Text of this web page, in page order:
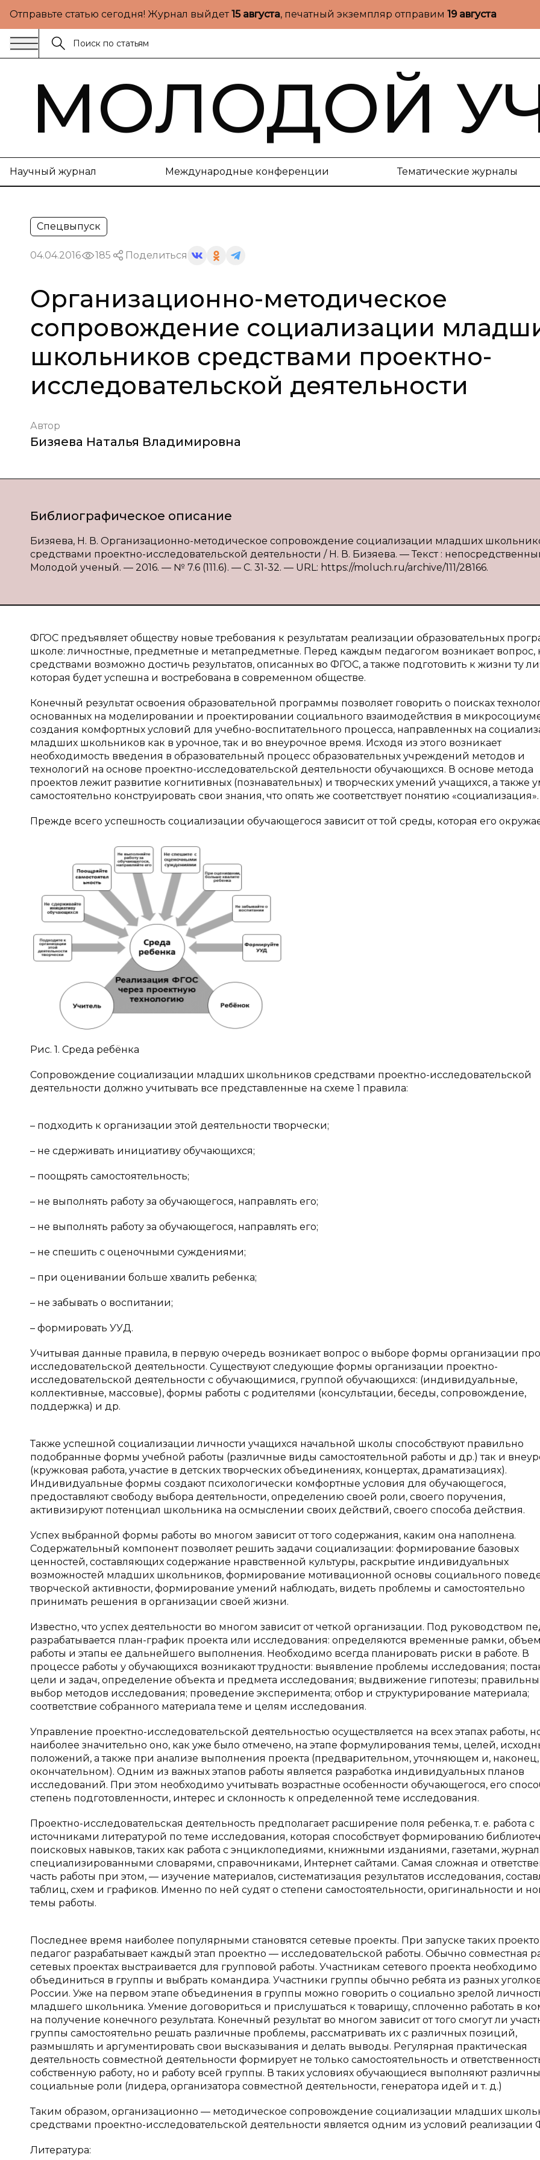
Отправьте статью сегодня! Журнал выйдет15 августа, печатный экземпляр отправим 19 августа
МОЛОДОЙ
Научный журнал Международные конференции Тематические журналы
Спецвыпуск
04.04.2016 185 Поделиться
Организационно-методическое
сопровождение социализации
школьников средствами проектно-
исследовательской деятельности
Автор
Бизяева Наталья Владимировна
Библиографическое описание
Бизяева, Н. В. Организационно-методическое сопровождение социализации младших
средствами проектно-исследовательской деятельности / Н. В. Бизяева. — Текст :
Молодой ученый. — 2016. — № 7.6 (111.6). — С. 31-32. — URL: https://moluch.ru/archive/111/28166.
ФГОС предъявляет обществу новые требования к результатам реализации образовательных
школе: личностные, предметные и метапредметные. Перед каждым педагогом возникает вопрос,
средствами возможно достичь результатов, описанных во ФГОС, а также подготовить к жизни ту
которая будет успешна и востребована в современном обществе.
Конечный результат освоения образовательной программы позволяет говорить о поисках
основанных на моделировании и проектировании социального взаимодействия в
создания комфортных условий для учебно-воспитательного процесса, направленных на
младших школьников как в урочное, так и во внеурочное время. Исходя из этого возникает
необходимость введения в образовательный процесс образовательных учреждений методов и
технологий на основе проектно-исследовательской деятельности обучающихся. В основе метода
проектов лежит развитие когнитивных (познавательных) и творческих умений учащихся, а также
самостоятельно конструировать свои знания, что опять же соответствует понятию «социализация».
Прежде всего успешность социализации обучающегося зависит от той среды, которая его
Рис. 1. Среда ребёнка
Сопровождение социализации младших школьников средствами проектно-исследовательской
деятельности должно учитывать все представленные на схеме 1 правила:
– подходить к организации этой деятельности творчески;
– не сдерживать инициативу обучающихся;
– поощрять самостоятельность;
– не выполнять работу за обучающегося, направлять его;
– не выполнять работу за обучающегося, направлять его;
– не спешить с оценочными суждениями;
– при оценивании больше хвалить ребенка;
– не забывать о воспитании;
– формировать УУД.
Учитывая данные правила, в первую очередь возникает вопрос о выборе формы организации
исследовательской деятельности. Существуют следующие формы организации проектно-
исследовательской деятельности с обучающимися, группой обучающихся: (индивидуальные,
коллективные, массовые), формы работы с родителями (консультации, беседы, сопровождение,
поддержка) и др.
Также успешной социализации личности учащихся начальной школы способствуют правильно
подобранные формы учебной работы (различные виды самостоятельной работы и др.) так и
(кружковая работа, участие в детских творческих объединениях, концертах, драматизациях).
Индивидуальные формы создают психологически комфортные условия для обучающегося,
предоставляют свободу выбора деятельности, определению своей роли, своего поручения,
активизируют потенциал школьника на осмыслении своих действий, своего способа действия.
Успех выбранной формы работы во многом зависит от того содержания, каким она наполнена.
Содержательный компонент позволяет решить задачи социализации: формирование базовых
ценностей, составляющих содержание нравственной культуры, раскрытие индивидуальных
возможностей младших школьников, формирование мотивационной основы социального
творческой активности, формирование умений наблюдать, видеть проблемы и самостоятельно
принимать решения в организации своей жизни.
Известно, что успех деятельности во многом зависит от четкой организации. Под руководством
разрабатывается план-график проекта или исследования: определяются временные рамки,
работы и этапы ее дальнейшего выполнения. Необходимо всегда планировать риски в работе. В
процессе работы у обучающихся возникают трудности: выявление проблемы исследования;
цели и задач, определение объекта и предмета исследования; выдвижение гипотезы;
выбор методов исследования; проведение эксперимента; отбор и структурирование материала;
соответствие собранного материала теме и целям исследования.
Управление проектно-исследовательской деятельностью осуществляется на всех этапах работы,
наиболее значительно оно, как уже было отмечено, на этапе формулирования темы, целей,
положений, а также при анализе выполнения проекта (предварительном, уточняющем и, наконец,
окончательном). Одним из важных этапов работы является разработка индивидуальных планов
исследований. При этом необходимо учитывать возрастные особенности обучающегося, его
степень подготовленности, интерес и склонность к определенной теме исследования.
Проектно-исследовательская деятельность предполагает расширение поля ребенка, т. е. работа с
источниками литературой по теме исследования, которая способствует формированию
поисковых навыков, таких как работа с энциклопедиями, книжными изданиями, газетами,
специализированными словарями, справочниками, Интернет сайтами. Самая сложная и
часть работы при этом, — изучение материалов, систематизация результатов исследования,
таблиц, схем и графиков. Именно по ней судят о степени самостоятельности, оригинальности и
темы работы.
Последнее время наиболее популярными становятся сетевые проекты. При запуске таких
педагог разрабатывает каждый этап проектно — исследовательской работы. Обычно совместная
сетевых проектах выстраивается для групповой работы. Участникам сетевого проекта необходимо
объединиться в группы и выбрать командира. Участники группы обычно ребята из разных
России. Уже на первом этапе объединения в группы можно говорить о социально зрелой
младшего школьника. Умение договориться и прислушаться к товарищу, сплоченно работать в
на получение конечного результата. Конечный результат во многом зависит от того смогут ли
группы самостоятельно решать различные проблемы, рассматривать их с различных позиций,
размышлять и аргументировать свои высказывания и делать выводы. Регулярная практическая
деятельность совместной деятельности формирует не только самостоятельность и
собственную работу, но и работу всей группы. В таких условиях обучающиеся выполняют
социальные роли (лидера, организатора совместной деятельности, генератора идей и т. д.)
Таким образом, организационно — методическое сопровождение социализации младших
средствами проектно-исследовательской деятельности является одним из условий реализации
Литература: